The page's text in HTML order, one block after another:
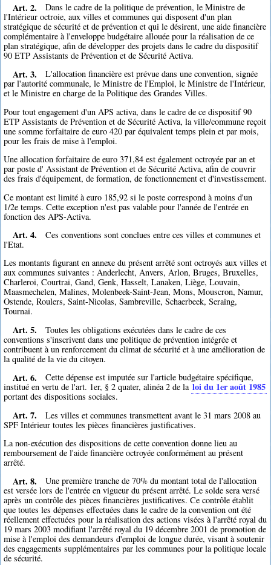
Art. 2.
Dans le cadre de la politique de prévention, le Ministre de
l'Intérieur octroie, aux villes et communes qui disposent d'un plan
stratégique de sécurité et de prévention et qui le désirent, une aide financière
complémentaire à l'enveloppe budgétaire allouée pour la réalisation de ce
plan stratégique, afin de développer des projets dans le cadre du dispositif
90 ETP Assistants de Prévention et de Sécurité Activa.
Art. 3.
L'allocation financière est prévue dans une convention, signée
par l'autorité communale, le Ministre de l'Emploi, le Ministre de l'Intérieur,
et le Ministre en charge de la Politique des Grandes Villes.
Pour tout engagement d'un APS activa, dans le cadre de ce dispositif 90
ETP Assistants de Prévention et de Sécurité Activa, la ville/commune reçoit
une somme forfaitaire de euro 420 par équivalent temps plein et par mois,
pour les frais de mise à l'emploi.
Une allocation forfaitaire de euro 371,84 est également octroyée par an et
par poste d' Assistant de Prévention et de Sécurité Activa, afin de couvrir
des frais d'équipement, de formation, de fonctionnement et d'investissement.
Ce montant est limité à euro 185,92 si le poste correspond à moins d'un
1/2e temps. Cette exception n'est pas valable pour l'année de l'entrée en
fonction des APS-Activa.
Art. 4.
Ces conventions sont conclues entre ces villes et communes et
l'Etat.
Les montants figurant en annexe du présent arrêté sont octroyés aux villes et
aux communes suivantes : Anderlecht, Anvers, Arlon, Bruges, Bruxelles,
Charleroi, Courtrai, Gand, Genk, Hasselt, Lanaken, Liège, Louvain,
Maasmechelen, Malines, Molenbeek-Saint-Jean, Mons, Mouscron, Namur,
Ostende, Roulers, Saint-Nicolas, Sambreville, Schaerbeek, Seraing,
Tournai.
Art. 5.
Toutes les obligations exécutées dans le cadre de ces
conventions s'inscrivent dans une politique de prévention intégrée et
contribuent à un renforcement du climat de sécurité et à une amélioration de
la qualité de la vie du citoyen.
Art. 6.
Cette dépense est imputée sur l'article budgétaire spécifique,
institué en vertu de l'art. 1er, § 2 quater, alinéa 2 de la loi du 1er août 1985
portant des dispositions sociales.
Art. 7.
Les villes et communes transmettent avant le 31 mars 2008 au
SPF Intérieur toutes les pièces financières justificatives.
La non-exécution des dispositions de cette convention donne lieu au
remboursement de l'aide financière octroyée conformément au présent
arrêté.
Art. 8.
Une première tranche de 70% du montant total de l'allocation
est versée lors de l'entrée en vigueur du présent arrêté. Le solde sera versé
après un contrôle des pièces financières justificatives. Ce contrôle établit
que toutes les dépenses effectuées dans le cadre de la convention ont été
réellement effectuées pour la réalisation des actions visées à l'arrêté royal du
19 mars 2003 modifiant l'arrêté royal du 19 décembre 2001 de promotion de
mise à l'emploi des demandeurs d'emploi de longue durée, visant à soutenir
des engagements supplémentaires par les communes pour la politique locale
de sécurité.